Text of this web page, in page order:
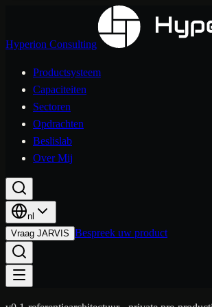
Hyperion Consulting
Productsysteem
Capaciteiten
Sectoren
Opdrachten
Beslislab
Over Mij
nl
Vraag JARVIS Bespreek uw product